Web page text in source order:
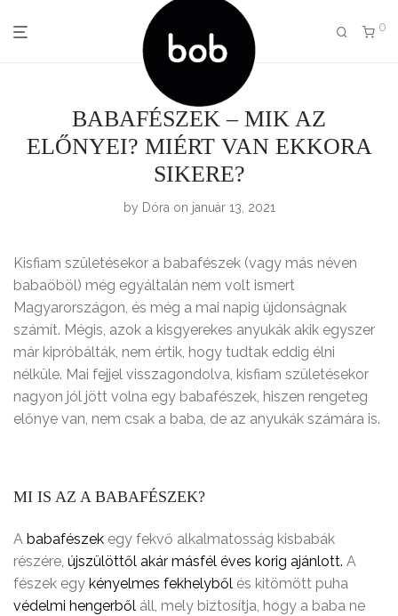
0
BABAFÉSZEK – MIK AZ
ELŐNYEI? MIÉRT VAN EKKORA
SIKERE?
by Dóra on január 13, 2021
Kisfiam születésekor a babafészek (vagy más néven
babaöböl) még egyáltalán nem volt ismert
Magyarországon, és még a mai napig újdonságnak
számít. Mégis, azok a kisgyerekes anyukák akik egyszer
már kipróbálták, nem értik, hogy tudtak eddig élni
nélküle. Mai fejjel visszagondolva, kisfiam születésekor
nagyon jól jött volna egy babafészek, hiszen rengeteg
előnye van, nem csak a baba, de az anyukák számára is.
MI IS AZ A BABAFÉSZEK?
A babafészek egy fekvő alkalmatosság kisbabák
részére, újszülöttől akár másfél éves korig ajánlott. A
fészek egy kényelmes fekhelyből és kitömött puha
védelmi hengerből áll, mely biztosítja, hogy a baba ne